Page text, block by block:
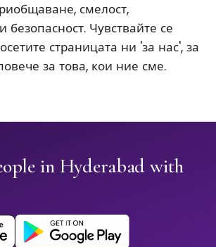
смелост,
безопасност. Чувствайте се
страницата ни 'за нас', за
за това, кои ние сме.
in Hyderabad with